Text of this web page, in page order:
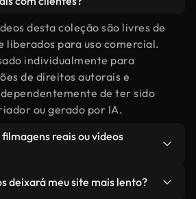
desta coleção são livres de
liberados para uso comercial.
individualmente para
de direitos autorais e
de ter sido
ou gerado por IA.
reais ou vídeos
feitas por humanos,
deixará meu site mais lento?